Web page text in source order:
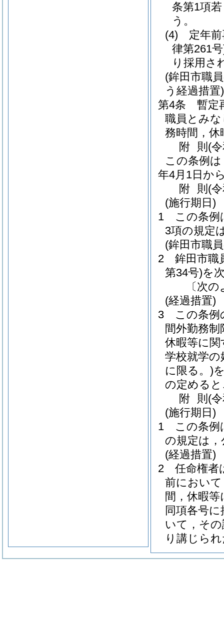
条第1項
う。
(4)
定年
律第261
り採用さ
(鉾田市職
う経過措置)
第4条
暫定
職員とみ
務時間，
附 則 (
この条例
年4月1日か
附 則 (
(施行期日)
1
この条例
3項の規定
(鉾田市職
2
鉾田市職
第34号)を
〔次
(経過措置)
3
この条例
間外勤務
休暇等に
学校就学
に限る。)
の定める
附 則 (
(施行期日)
1
この条例
の規定は
(経過措置)
2
任命権者
前におい
間，休暇
同項各号
いて，そ
り講じら